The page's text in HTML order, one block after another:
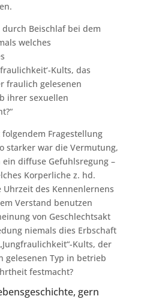
Beischlaf bei dem
welches
Kults, das
fraulich gelesenen
ihrer sexuellen
Fragestellung
starker war die Vermutung,
diffuse Gefuhlsregung –
Korperliche z. hd.
des Kennenlernens
Verstand benutzen
von Geschlechtsakt
niemals dies Erbschaft
Kults, der
gelesenen Typ in betrieb
festmacht?
gern